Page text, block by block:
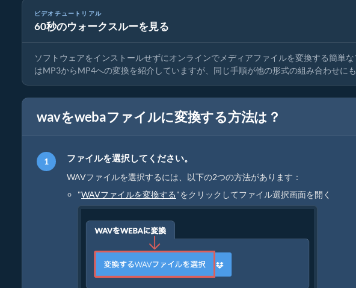
ビデオチュートリアル
60秒のウォークスルーを見る
メディアファイルの変換方法
ソフトウェアをインストールせずにオンラインでメディアファイルを変換する簡単
はMP3からMP4への変換を紹介していますが、同じ手順が他の形式の組み合わせにも
wavをwebaファイルに変換する方法は？
ファイルを選択してください。
WAVファイルを選択するには、以下の2つの方法があります：
"WAVファイルを変換する"をクリックしてファイル選択画面を開く